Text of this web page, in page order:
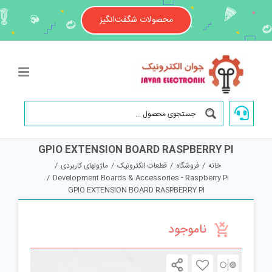
content
محصولات شگفت‌انگیز
GPIO EXTENSION BOARD RASPBERRY PI
خانه / فروشگاه / قطعات الکترونیک / ماژولهای کاربردی /
Development Boards & Accessories - Raspberry Pi
/
GPIO EXTENSION BOARD RASPBERRY PI
ناموجود